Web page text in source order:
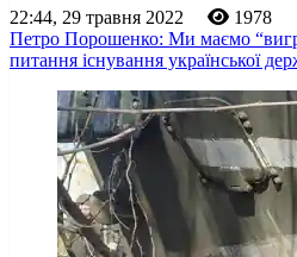
22:44, 29 травня 2022
1978
Петро Порошенко: Ми маємо
питання існування української